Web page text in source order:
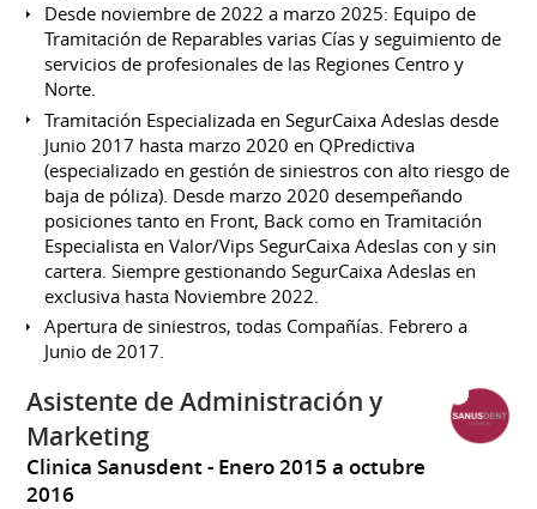
Desde noviembre de 2022 a marzo 2025: Equipo de
Tramitación de Reparables varias Cías y seguimiento de
servicios de profesionales de las Regiones Centro y
Norte.
Tramitación Especializada en SegurCaixa Adeslas desde
Junio 2017 hasta marzo 2020 en QPredictiva
(especializado en gestión de siniestros con alto riesgo de
baja de póliza). Desde marzo 2020 desempeñando
posiciones tanto en Front, Back como en Tramitación
Especialista en Valor/Vips SegurCaixa Adeslas con y sin
cartera. Siempre gestionando SegurCaixa Adeslas en
exclusiva hasta Noviembre 2022.
Apertura de siniestros, todas Compañías. Febrero a
Junio de 2017.
Asistente de Administración y
Marketing
Clinica Sanusdent
Enero 2015 a octubre
2016